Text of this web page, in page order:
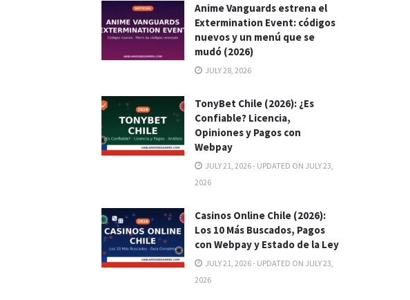
Anime Vanguards estrena el
Extermination Event: códigos
nuevos y un menú que se
mudó (2026)
JULY 28, 2026
TonyBet Chile (2026): ¿Es
Confiable? Licencia,
Opiniones y Pagos con
Webpay
JULY 21, 2026 - UPDATED ON JULY 23,
2026
Casinos Online Chile (2026):
Los 10 Más Buscados, Pagos
con Webpay y Estado de la Ley
JULY 21, 2026 - UPDATED ON JULY 23,
2026